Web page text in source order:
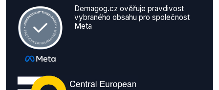
Demagog.cz ověřuje pravdivost
vybraného obsahu pro společnost
Meta